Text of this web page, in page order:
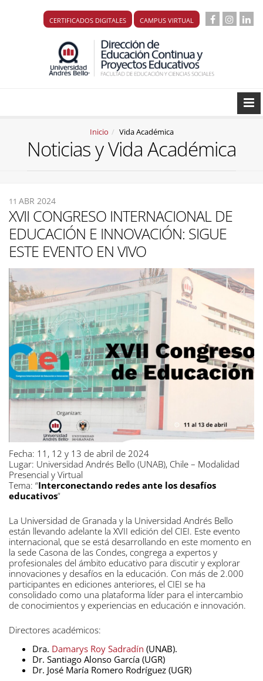
CERTIFICADOS DIGITALES CAMPUS VIRTUAL
Inicio Vida Académica
Noticias y Vida Académica
11 ABR 2024
XVII CONGRESO INTERNACIONAL DE
EDUCACIÓN E INNOVACIÓN: SIGUE
ESTE EVENTO EN VIVO
Fecha: 11, 12 y 13 de abril de 2024
Lugar: Universidad Andrés Bello (UNAB), Chile – Modalidad
Presencial y Virtual
Tema: “Interconectando redes ante los desafíos
educativos”
La Universidad de Granada y la Universidad Andrés Bello
están llevando adelante la XVII edición del CIEI. Este evento
internacional, que se está desarrollando en este momento en
la sede Casona de las Condes, congrega a expertos y
profesionales del ámbito educativo para discutir y explorar
innovaciones y desafíos en la educación. Con más de 2.000
participantes en ediciones anteriores, el CIEI se ha
consolidado como una plataforma líder para el intercambio
de conocimientos y experiencias en educación e innovación.
Directores académicos:
Dra. Damarys Roy Sadradín (UNAB).
Dr. Santiago Alonso García (UGR)
Dr. José María Romero Rodríguez (UGR)